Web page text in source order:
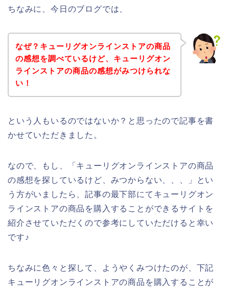
ちなみに、今日のブログでは、
なぜ？キューリグオンラインストアの商品
の感想を調べているけど、キューリグオン
ラインストアの商品の感想がみつけられな
い！
という人もいるのではないか？と思ったので記事を書
かせていただきました。
なので、もし、「キューリグオンラインストアの商品
の感想を探しているけど、みつからない、、、」とい
う方がいましたら、記事の最下部にてキューリグオン
ラインストアの商品を購入することができるサイトを
紹介させていただくので参考にしていただけると幸い
です♪
ちなみに色々と探して、ようやくみつけたのが、下記
キューリグオンラインストアの商品を購入することが